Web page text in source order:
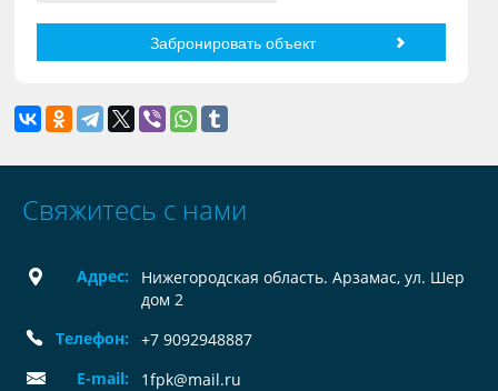
Свяжитесь с нами
Адрес:
Нижегородская область. Арзамас, ул. Шер
дом 2
Телефон:
+7 9092948887
E-mail:
1fpk@mail.ru